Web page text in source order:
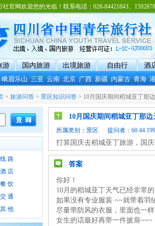
官网欢迎您的光临！联系电话：028-84421843、
游 国内旅游 出境旅游 自由行
酒
峨眉乐山 三亚 云南 北京 广西 新疆 内蒙古 青海
> 旅游问答 > 景区知识问答 > 10月国庆期间稻城亚丁那
线 路
酒 店
餐 饮
交 通
其 他
10月国庆期间稻城亚丁那
所属类别： 景区 提问者：
打算国庆去稻城亚丁旅游，国
答案
你好！
10月的稻城亚丁天气已经非常
如果没有专业服装·~~就带着羽
尽量带防风的衣服，里面也一样
女生的话最好再带一件披肩~~~